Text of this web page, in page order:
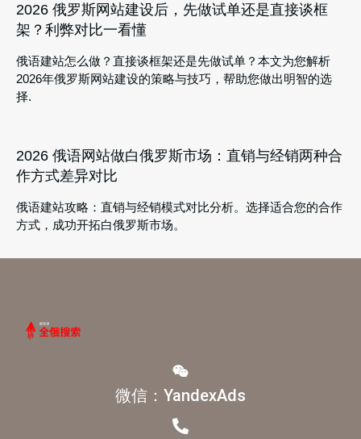
2026 俄罗斯网站建设后，先做试单还是直接谈框
架？利弊对比一看懂
俄语建站怎么做？直接谈框架还是先做试单？本文为您解析
2026年俄罗斯网站建设的策略与技巧，帮助您做出明智的选
择.
2026 俄语网站做白俄罗斯市场：直销与经销两种合
作方式差异对比
俄语建站攻略：直销与经销模式对比分析。选择适合您的合作
方式，成功开拓白俄罗斯市场。
微信：YandexAds